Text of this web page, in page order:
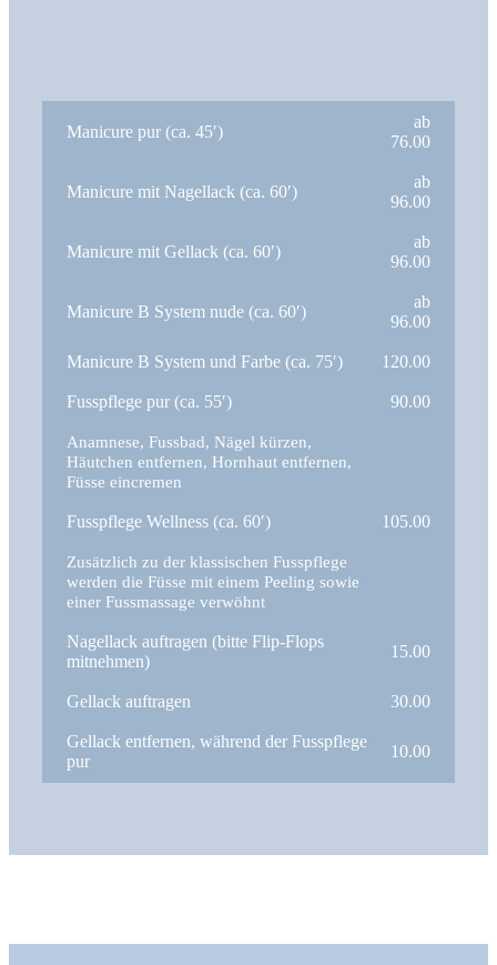
Manicure pur (ca. 45′)
ab
76.00
Manicure mit Nagellack (ca. 60′)
ab
96.00
Manicure mit Gellack (ca. 60′)
ab
96.00
Manicure B System nude (ca. 60′)
ab
96.00
Manicure B System und Farbe (ca. 75′) 120.00
Fusspflege pur (ca. 55′) 90.00
Anamnese, Fussbad, Nägel kürzen,
Häutchen entfernen, Hornhaut entfernen,
Füsse eincremen
Fusspflege Wellness (ca. 60′) 105.00
Zusätzlich zu der klassischen Fusspflege
werden die Füsse mit einem Peeling sowie
einer Fussmassage verwöhnt
Nagellack auftragen (bitte Flip-Flops
mitnehmen)
15.00
Gellack auftragen 30.00
Gellack entfernen, während der Fusspflege
pur
10.00